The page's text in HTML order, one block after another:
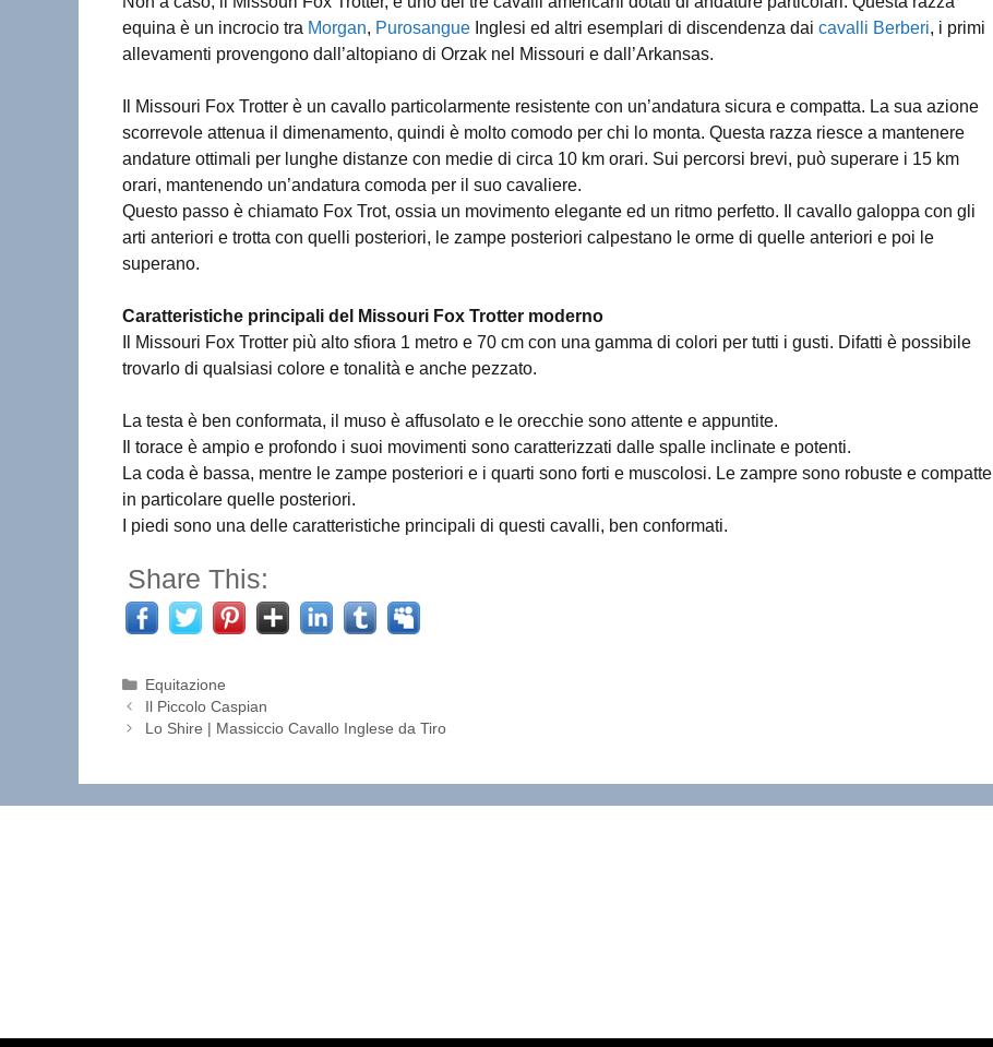
equina è un incrocio tra Morgan, Purosangue Inglesi ed altri esemplari di discendenza dai cavalli Berberi, i primi
allevamenti provengono dall’altopiano di Orzak nel Missouri e dall’Arkansas.
Il Missouri Fox Trotter è un cavallo particolarmente resistente con un’andatura sicura e compatta. La sua azione
scorrevole attenua il dimenamento, quindi è molto comodo per chi lo monta. Questa razza riesce a mantenere
andature ottimali per lunghe distanze con medie di circa 10 km orari. Sui percorsi brevi, può superare i 15 km
orari, mantenendo un’andatura comoda per il suo cavaliere.
Questo passo è chiamato Fox Trot, ossia un movimento elegante ed un ritmo perfetto. Il cavallo galoppa con gli
arti anteriori e trotta con quelli posteriori, le zampe posteriori calpestano le orme di quelle anteriori e poi le
superano.
Caratteristiche principali del Missouri Fox Trotter moderno
Il Missouri Fox Trotter più alto sfiora 1 metro e 70 cm con una gamma di colori per tutti i gusti. Difatti è possibile
trovarlo di qualsiasi colore e tonalità e anche pezzato.
La testa è ben conformata, il muso è affusolato e le orecchie sono attente e appuntite.
Il torace è ampio e profondo i suoi movimenti sono caratterizzati dalle spalle inclinate e potenti.
La coda è bassa, mentre le zampe posteriori e i quarti sono forti e muscolosi. Le zampre sono robuste e compatte
in particolare quelle posteriori.
I piedi sono una delle caratteristiche principali di questi cavalli, ben conformati.
Share This:
Categorie
Equitazione
Il Piccolo Caspian
Lo Shire | Massiccio Cavallo Inglese da Tiro